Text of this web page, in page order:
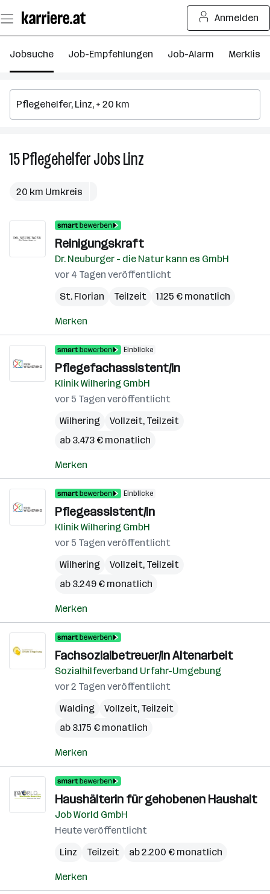
Seiteninhalt
springen
Anmelden
Jobsuche Job-Empfehlungen Job-Alarm Merkliste
15PflegehelferJobsLinz
20 km Umkreis
Reinigungskraft
Dr. Neuburger - die Natur kann es GmbH
vor 4 Tagen veröffentlicht
St. Florian
Teilzeit 1.125 € monatlich
Merken
Einblicke
Pflegefachassistent/in
Klinik Wilhering GmbH
vor 5 Tagen veröffentlicht
Wilhering
Vollzeit, Teilzeit
ab 3.473 € monatlich
Merken
Einblicke
Pflegeassistent/in
Klinik Wilhering GmbH
vor 5 Tagen veröffentlicht
Wilhering
Vollzeit, Teilzeit
ab 3.249 € monatlich
Merken
Fachsozialbetreuer/in Altenarbeit
Sozialhilfeverband Urfahr-Umgebung
vor 2 Tagen veröffentlicht
Walding
Vollzeit, Teilzeit
ab 3.175 € monatlich
Merken
Haushälterin für gehobenen Haushalt
Job World GmbH
Heute veröffentlicht
Linz
Teilzeit ab 2.200 € monatlich
Merken